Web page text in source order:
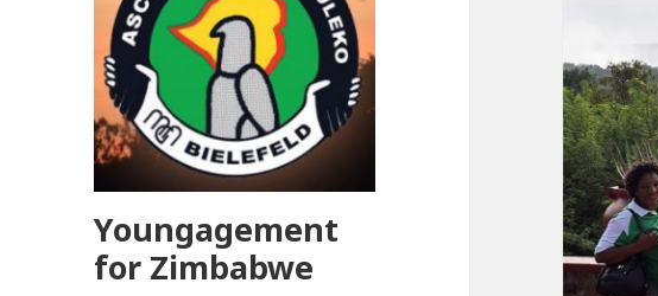
Youngagement
for Zimbabwe